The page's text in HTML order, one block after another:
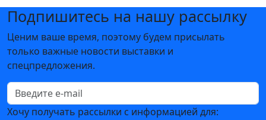
Подпишитесь на нашу рассылку
Ценим ваше время, поэтому будем присылать
только важные новости выставки и
спецпредложения.
Хочу получать рассылки с информацией для: